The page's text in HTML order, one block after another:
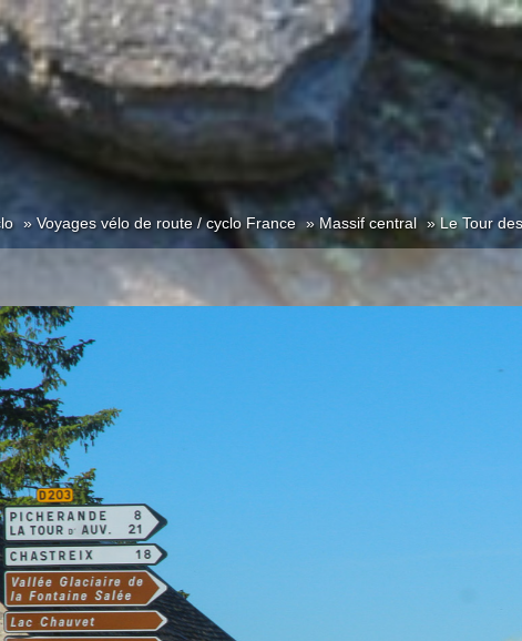
Voyages vélo de route / cyclo France Massif central Le Tour